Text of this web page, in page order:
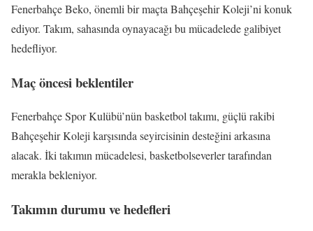
Fenerbahçe Beko, önemli bir maçta Bahçeşehir Koleji’ni konuk
ediyor. Takım, sahasında oynayacağı bu mücadelede galibiyet
hedefliyor.
Maç öncesi beklentiler
Fenerbahçe Spor Kulübü’nün basketbol takımı, güçlü rakibi
Bahçeşehir Koleji karşısında seyircisinin desteğini arkasına
alacak. İki takımın mücadelesi, basketbolseverler tarafından
merakla bekleniyor.
Takımın durumu ve hedefleri